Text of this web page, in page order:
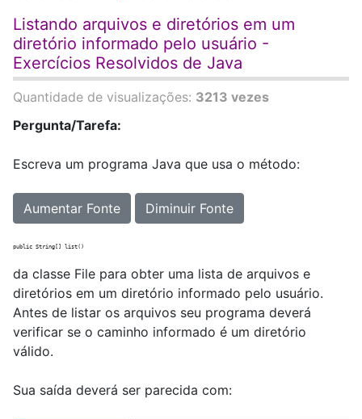
Listando arquivos e diretórios em um
diretório informado pelo usuário -
Exercícios Resolvidos de Java
Quantidade de visualizações: 3213 vezes
Pergunta/Tarefa:
Escreva um programa Java que usa o método:
Aumentar Fonte Diminuir Fonte
da classe File para obter uma lista de arquivos e
diretórios em um diretório informado pelo usuário.
Antes de listar os arquivos seu programa deverá
verificar se o caminho informado é um diretório
válido.
Sua saída deverá ser parecida com: